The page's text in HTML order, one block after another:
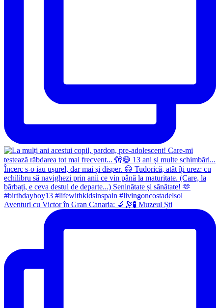
Aventuri cu Victor în Gran Canaria: 🔬🔭🧪 Muzeul Ști